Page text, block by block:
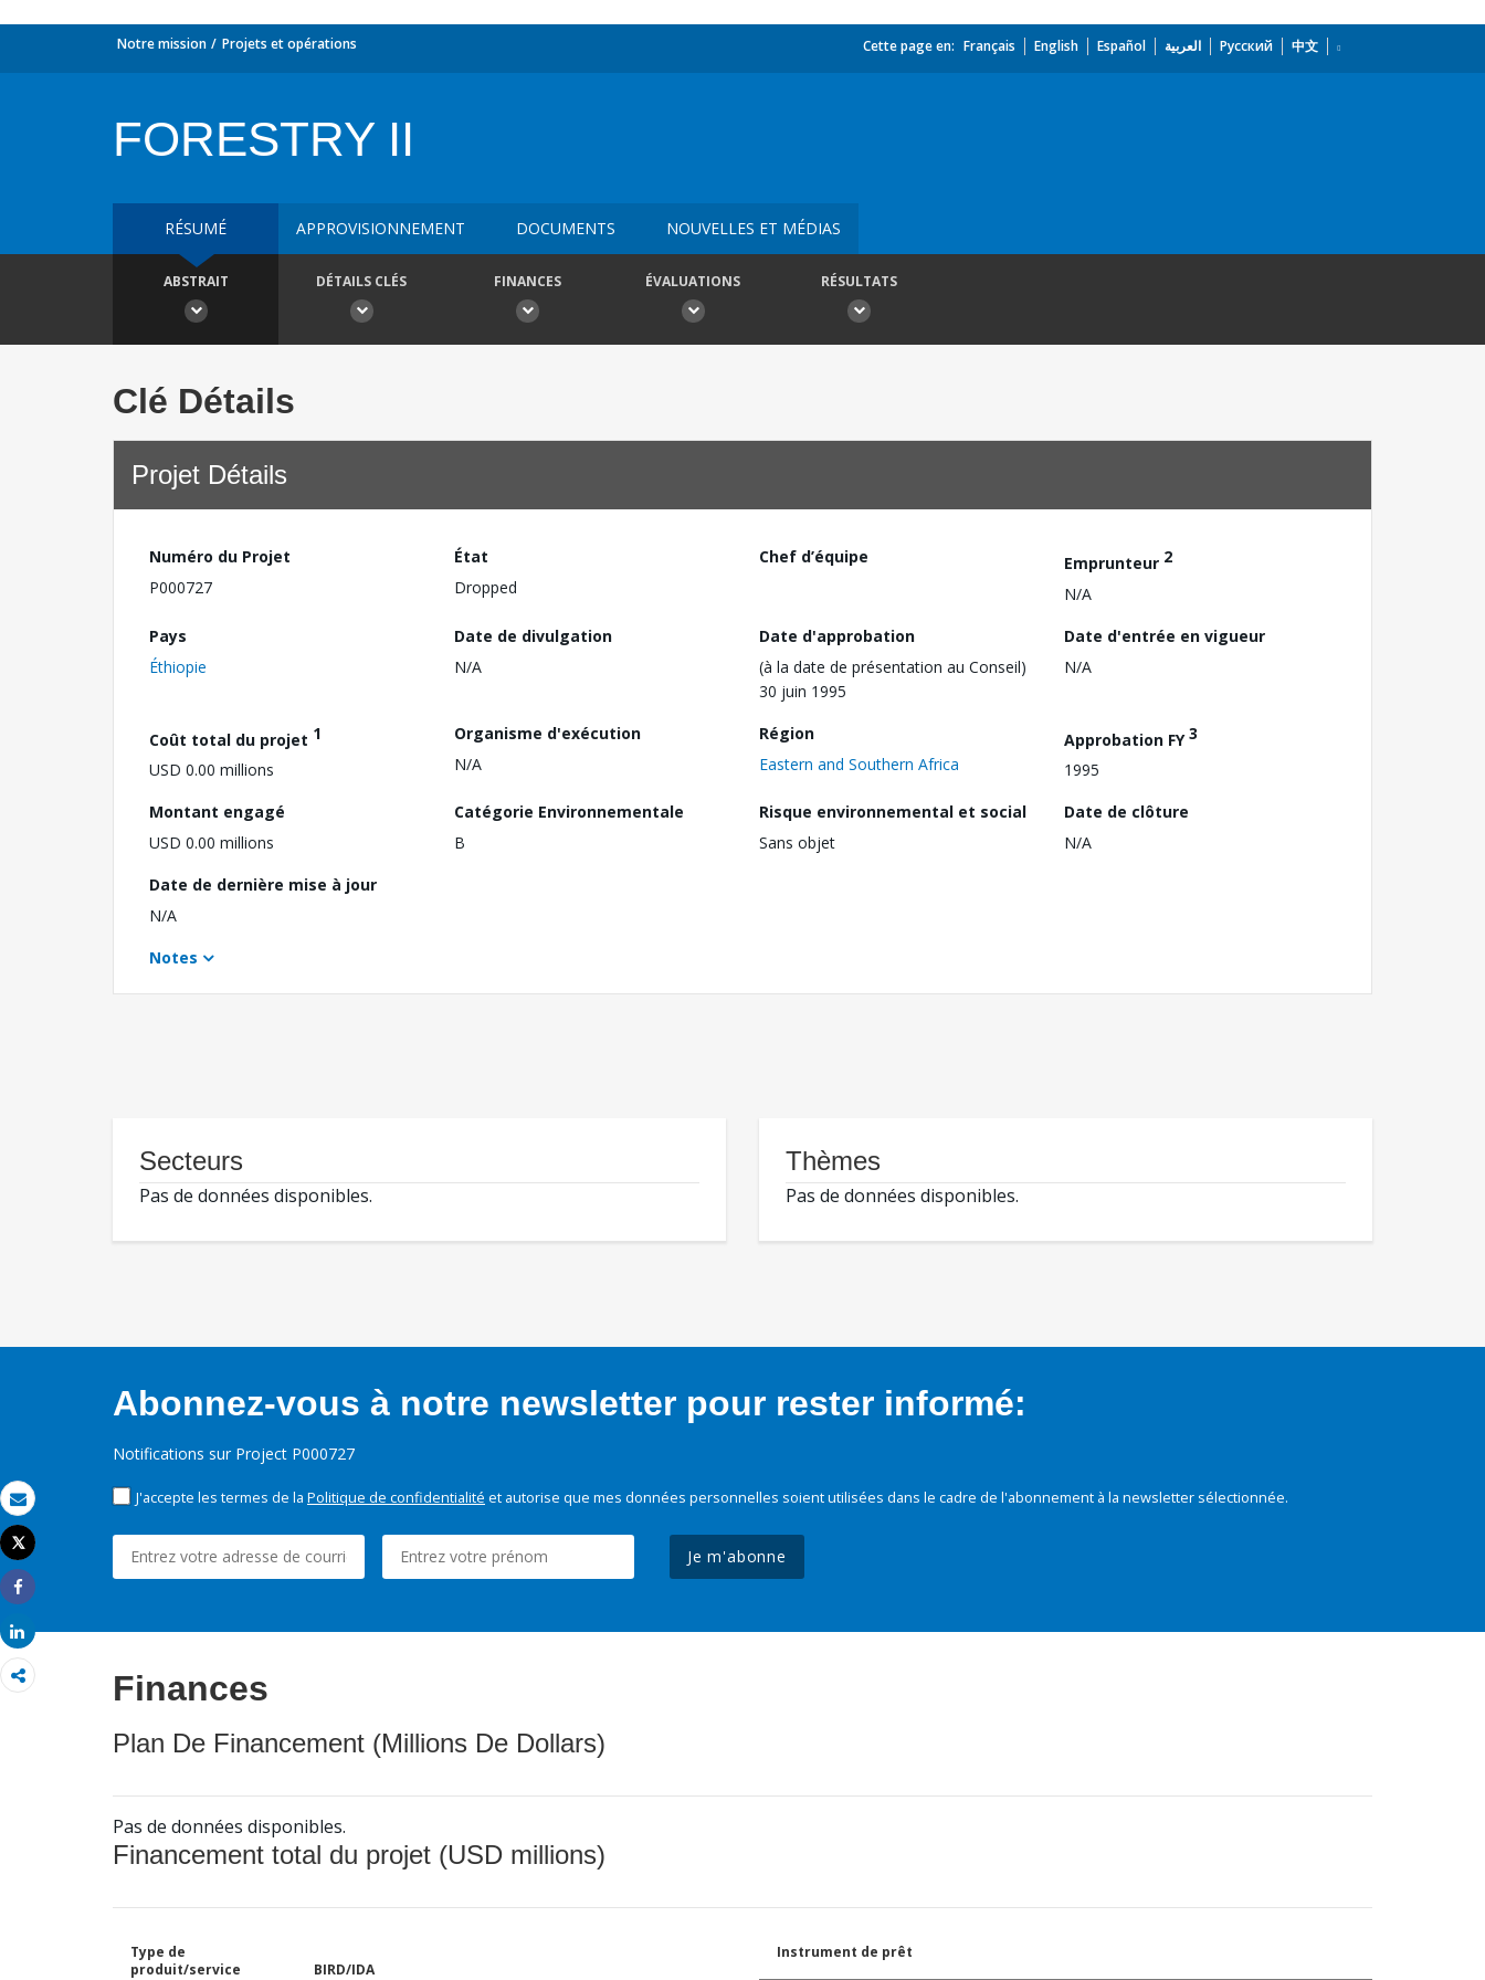
Email
Imprimer
Tweet
Share
Share
Notre mission Projets et opérations Cette page en: Français English Español العربية Русский 中文
FORESTRY II
RÉSUMÉ APPROVISIONNEMENT DOCUMENTS NOUVELLES ET MÉDIAS
ABSTRAIT DÉTAILS CLÉS FINANCES ÉVALUATIONS RÉSULTATS
Clé Détails
Projet Détails
Numéro du Projet
P000727
État
Dropped
Chef d’équipe Emprunteur 2
N/A
Pays
Éthiopie
Date de divulgation
N/A
Date d'approbation
(à la date de présentation au Conseil)
30 juin 1995
Date d'entrée en vigueur
N/A
Coût total du projet 1
USD 0.00 millions
Organisme d'exécution
N/A
Région
Eastern and Southern Africa
Approbation FY3
1995
Montant engagé
USD 0.00 millions
Catégorie Environnementale
B
Risque environnemental et social
Sans objet
Date de clôture
N/A
Date de dernière mise à jour
N/A
Notes
Secteurs
Pas de données disponibles.
Thèmes
Pas de données disponibles.
Abonnez-vous à notre newsletter pour rester informé:
Notifications sur Project P000727
J'accepte les termes de la Politique de confidentialité et autorise que mes données personnelles soient utilisées dans le cadre de l'abonnement à la newsletter sélectionnée.
Je m'abonne
Finances
Plan De Financement (Millions De Dollars)
Pas de données disponibles.
Financement total du projet (USD millions)
Type de
produit/service
BIRD/IDA
Instrument de prêt